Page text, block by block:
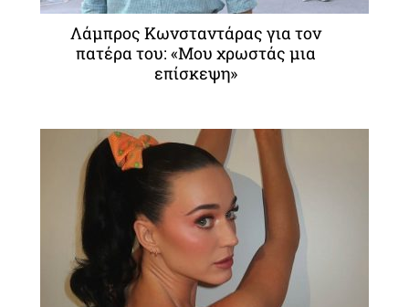
Λάμπρος Κωνσταντάρας για τον
πατέρα του: «Μου χρωστάς μια
επίσκεψη»